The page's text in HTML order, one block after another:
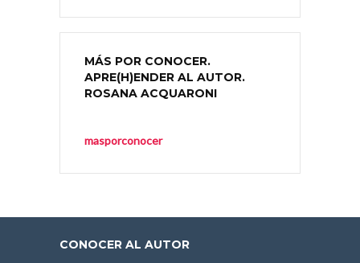
MÁS POR CONOCER.
APRE(H)ENDER AL AUTOR.
ROSANA ACQUARONI
masporconocer
CONOCER AL AUTOR